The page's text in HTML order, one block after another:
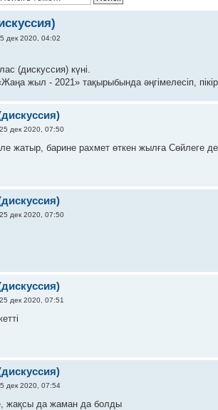
дек 2020, 04:02
(дискуссия) күні.
жыл - 2021» тақырыбында әңгімелесіп,
дек 2020, 07:50
жатыр, барине рахмет өткен жылға Сөйлеге де
дек 2020, 07:50
дек 2020, 07:51
дек 2020, 07:54
жақсы да жаман да болды